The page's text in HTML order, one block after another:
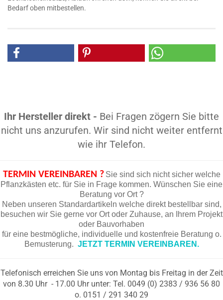
Bedarf oben mitbestellen.
Ihr Hersteller direkt - Bei Fragen zögern Sie bitte
nicht uns anzurufen. Wir sind nicht weiter entfernt
wie ihr Telefon.
TERMIN VEREINBAREN ? Sie sind sich nicht sicher welche
Pflanzkästen etc. für Sie in Frage kommen. Wünschen Sie eine
Beratung vor Ort ?
Neben unseren Standardartikeln welche direkt bestellbar sind,
besuchen wir Sie gerne vor Ort oder Zuhause, an Ihrem Projekt
oder Bauvorhaben
für eine bestmögliche, individuelle und kostenfreie Beratung o.
Bemusterung. JETZT TERMIN VEREINBAREN.
Telefonisch erreichen Sie uns von Montag bis Freitag in der Zeit
von 8.30 Uhr - 17.00 Uhr unter: Tel. 0049 (0) 2383 / 936 56 80
o. 0151 / 291 340 29